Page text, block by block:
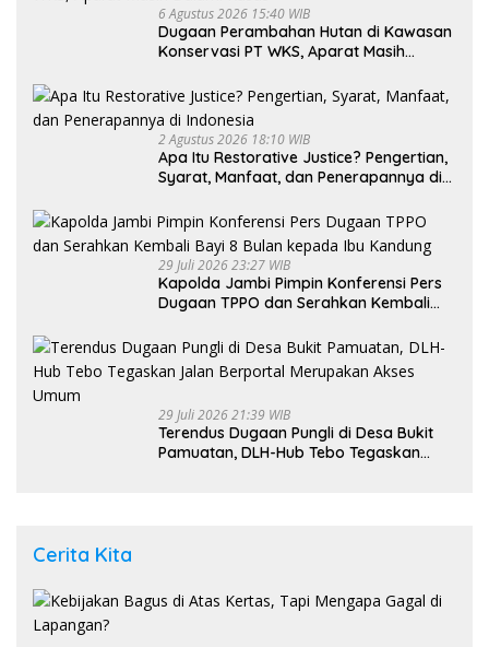
6 Agustus 2026 15:40 WIB
Dugaan Perambahan Hutan di Kawasan
Konservasi PT WKS, Aparat Masih
2 Agustus 2026 18:10 WIB
Apa Itu Restorative Justice? Pengertian,
Syarat, Manfaat, dan Penerapannya di
29 Juli 2026 23:27 WIB
Kapolda Jambi Pimpin Konferensi Pers
Dugaan TPPO dan Serahkan Kembali
29 Juli 2026 21:39 WIB
Terendus Dugaan Pungli di Desa Bukit
Pamuatan, DLH-Hub Tebo Tegaskan
Cerita Kita